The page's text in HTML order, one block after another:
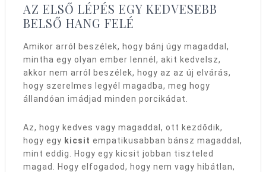
AZ ELSŐ LÉPÉS EGY KEDVESEBB
BELSŐ HANG FELÉ
Amikor arról beszélek, hogy bánj úgy magaddal,
mintha egy olyan ember lennél, akit kedvelsz,
akkor nem arról beszélek, hogy az az új elvárás,
hogy szerelmes legyél magadba, meg hogy
állandóan imádjad minden porcikádat.
Az, hogy kedves vagy magaddal, ott kezdődik,
hogy egy kicsit empatikusabban bánsz magaddal,
mint eddig. Hogy egy kicsit jobban tiszteled
magad. Hogy elfogadod, hogy nem vagy hibátlan,